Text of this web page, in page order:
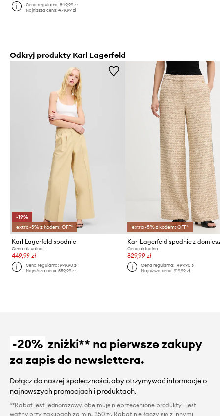
Cena regularna:849,99 zł
Najniższa cena:479,99 zł
Odkryj produkty Karl Lagerfeld
-19%
extra -5% z kodem: OFF*
Karl Lagerfeld spodnie
Cena aktualna:
449,99 zł
Cena regularna:999,90 zł
Najniższa cena:559,99 zł
extra -5% z kodem: OFF*
Cena aktualna:
829,99 zł
Cena regularna: 1499,90 zł
Najniższa cena: 919,99 zł
-20% zniżki** na pierwsze zakupy
za zapis do newslettera.
Dołącz do naszej społeczności, aby otrzymywać informacje o
najnowszych promocjach i produktach.
**Rabat jest jednorazowy, obejmuje nieprzecenione produkty i jest
ważny przy zakupach za min. 350 zł. Rabat nie łączy się z innymi